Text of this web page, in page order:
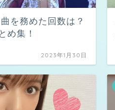
を務めた回数は？
め集！
2023年1月30日